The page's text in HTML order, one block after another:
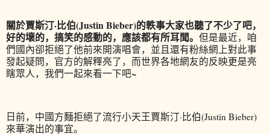
關於賈斯汀·比伯(Justin Bieber)的軼事大家也聽了不少了吧，
好的壞的，搞笑的感動的，應該都有所耳聞。 但是最近，咱
們國內卻拒絕了他前來開演唱會，並且還有粉絲網上對此事
發起疑問，官方的解釋亮了，而世界各地網友的反映更是亮
瞎眾人，我們一起來看一下吧~
日前，中國方麵拒絕了流行小天王賈斯汀·比伯(Justin Bieber)
來華演出的事宜。